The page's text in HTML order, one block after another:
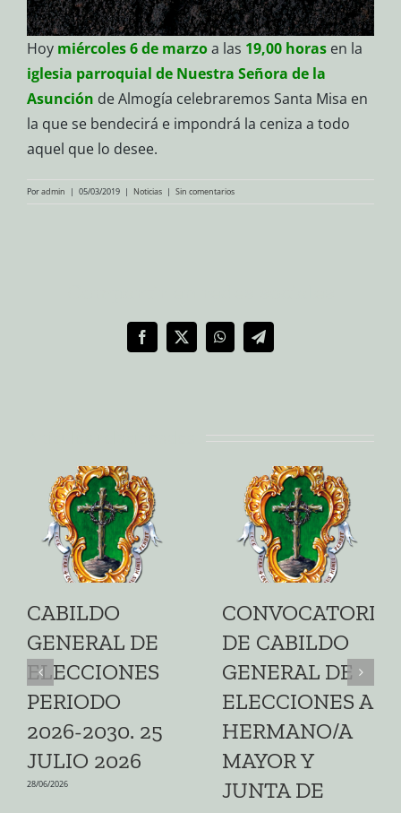
Hoy miércoles6 de marzoa las 19,00 horas en la
iglesia parroquial de Nuestra Señora de la
Asunción de Almogía celebraremos Santa Misa en
la que se bendecirá e impondrá la ceniza a todo
aquel que lo desee.
Poradmin | 05/03/2019 | Noticias | Sin comentarios
Facebook
X WhatsAppTelegram
CABILDO
GENERAL DE
ELECCIONES
PERIODO
2026-2030. 25
JULIO 2026
28/06/2026
CONVOCATORIA
DE CABILDO
GENERAL DE
ELECCIONES A
HERMANO/A
MAYOR Y
JUNTA DE